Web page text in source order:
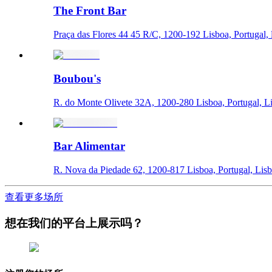
The Front Bar
Praça das Flores 44 45 R/C, 1200-192 Lisboa, Portugal,
Boubou's
R. do Monte Olivete 32A, 1200-280 Lisboa, Portugal,
Bar Alimentar
R. Nova da Piedade 62, 1200-817 Lisboa, Portugal,
查看更多场所
想在我们的平台上展示吗？